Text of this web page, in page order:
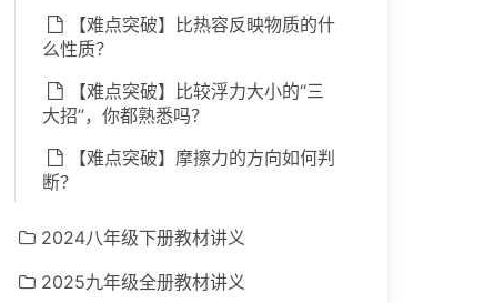
【难点突破】比热容反映物质的什
么性质？
【难点突破】比较浮力大小的“三
大招”，你都熟悉吗？
【难点突破】摩擦力的方向如何判
断？
2024八年级下册教材讲义
2025九年级全册教材讲义